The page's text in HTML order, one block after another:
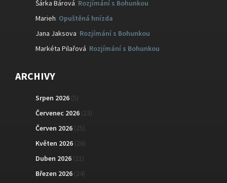
Šárka Bárová Rozjímání s Bohunkou
Marieh Opuštěná hnízda
Jana Jaksova: Rozjímání s Bohunkou
Markéta Pilařová: Rozjímání s Bohunkou
ARCHIVY
Srpen 2026 (5)
Červenec 2026 (23)
Červen 2026 (25)
Květen 2026 (26)
Duben 2026 (21)
Březen 2026 (24)